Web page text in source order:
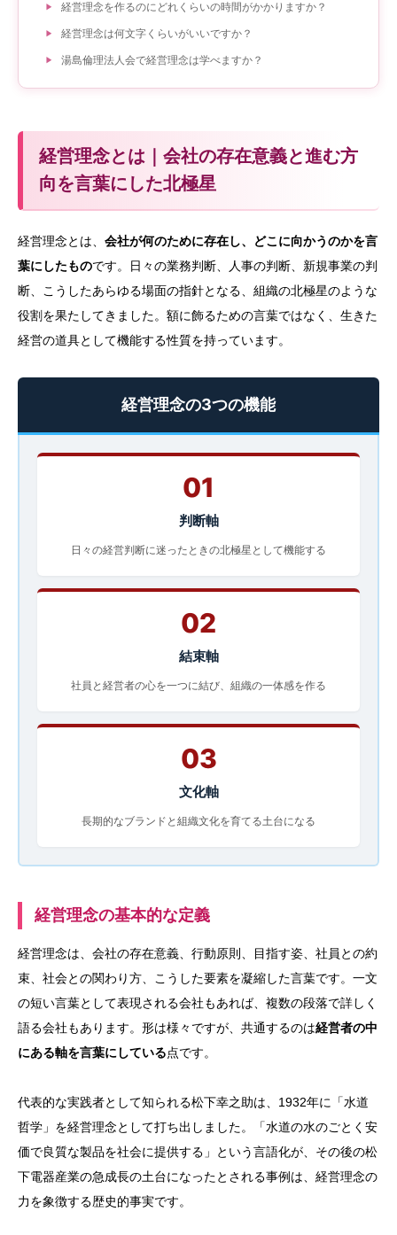
経営理念を作るのにどれくらいの時間がかかりますか？
経営理念は何文字くらいがいいですか？
湯島倫理法人会で経営理念は学べますか？
経営理念とは｜会社の存在意義と進む方
向を言葉にした北極星
経営理念とは、 会社が何のために存在し、どこに向かうのかを言
葉にしたものです。日々の業務判断、人事の判断、新規事業の判
断、こうしたあらゆる場面の指針となる、組織の北極星のような
役割を果たしてきました。額に飾るための言葉ではなく、生きた
経営の道具として機能する性質を持っています。
経営理念の3つの機能
01
判断軸
日々の経営判断に迷ったときの北極星として機能する
02
結束軸
社員と経営者の心を一つに結び、組織の一体感を作る
03
文化軸
長期的なブランドと組織文化を育てる土台になる
経営理念の基本的な定義
経営理念は、会社の存在意義、行動原則、目指す姿、社員との約
束、社会との関わり方、こうした要素を凝縮した言葉です。一文
の短い言葉として表現される会社もあれば、複数の段落で詳しく
語る会社もあります。形は様々ですが、共通するのは経営者の中
にある軸を言葉にしている点です。
代表的な実践者として知られる松下幸之助は、1932年に「水道
哲学」を経営理念として打ち出しました。「水道の水のごとく安
価で良質な製品を社会に提供する」という言語化が、その後の松
下電器産業の急成長の土台になったとされる事例は、経営理念の
力を象徴する歴史的事実です。